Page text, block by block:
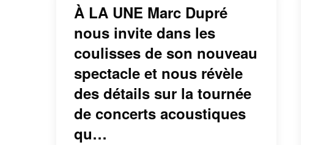
À LA UNE Marc Dupré
nous invite dans les
coulisses de son nouveau
spectacle et nous révèle
des détails sur la tournée
de concerts acoustiques
qu…